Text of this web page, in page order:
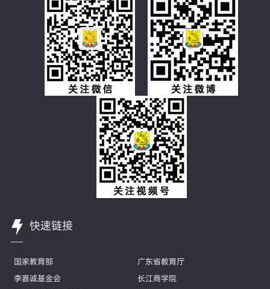
快速链接
国家教育部
广东省教育厅
李嘉诚基金会
长江商学院